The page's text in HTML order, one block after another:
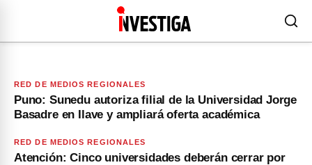
RED DE MEDIOS REGIONALES
Puno: Sunedu autoriza filial de la Universidad Jorge
Basadre en Ilave y ampliará oferta académica
RED DE MEDIOS REGIONALES
Atención: Cinco universidades deberán cerrar por